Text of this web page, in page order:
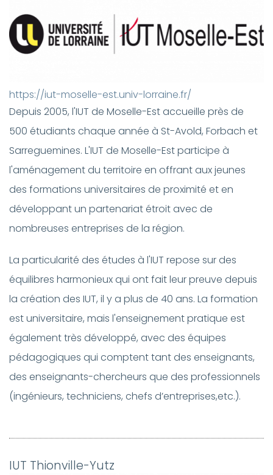
https://iut-moselle-est.univ-lorraine.fr/
Depuis 2005, l'IUT de Moselle-Est accueille près de
500 étudiants chaque année à St-Avold, Forbach et
Sarreguemines. L'IUT de Moselle-Est participe à
l'aménagement du territoire en offrant aux jeunes
des formations universitaires de proximité et en
développant un partenariat étroit avec de
nombreuses entreprises de la région.
La particularité des études à l'IUT repose sur des
équilibres harmonieux qui ont fait leur preuve depuis
la création des IUT, il y a plus de 40 ans. La formation
est universitaire, mais l'enseignement pratique est
également très développé, avec des équipes
pédagogiques qui comptent tant des enseignants,
des enseignants-chercheurs que des professionnels
(ingénieurs, techniciens, chefs d’entreprises,etc.).
IUT Thionville-Yutz